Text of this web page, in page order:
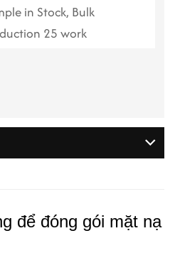
in Stock, Bulk
25 work
để đóng gói mặt nạ